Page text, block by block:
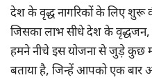
देश के वृद्ध नागरिकों के लिए शुरू
जिसका लाभ सीधे देश के वृद्धजन,
हमने नीचे इस योजना से जुड़े कुछ
बताया है, जिन्हें आपको एक बार